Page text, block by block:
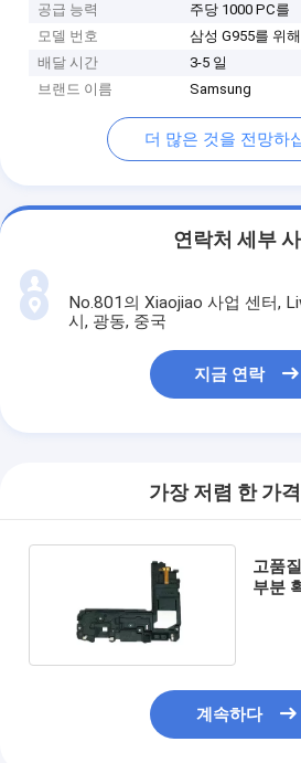
공급 능력
주당 1000 PC를
모델 번호
삼성 G955를 위해
배달 시간
3-5 일
브랜드 이름
Samsung
더 많은 것을 전망하
연락처 세부
No.801의 Xiaojiao 사업 센터,
시, 광동, 중국
지금 연락
가장 저렴 한 가
고품
부분
계속하다